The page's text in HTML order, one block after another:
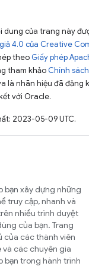
dung của trang này
4.0 của Creative
theo Giấy phép
tham khảo Chính
là nhãn hiệu đã đăng
với Oracle.
2023-05-09 UTC.
bạn xây dựng những
truy cập, nhanh và
nhiều trình duyệt
của bạn. Trang
của các thành viên
các chuyên gia
bạn trong hành trình